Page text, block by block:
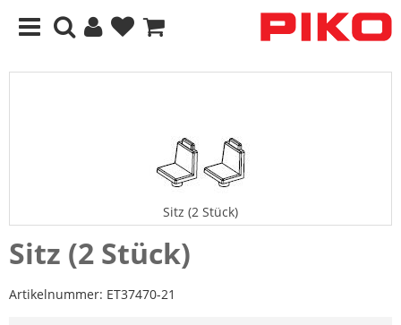
Sitz (2 Stück)
Sitz (2 Stück)
Artikelnummer: ET37470-21